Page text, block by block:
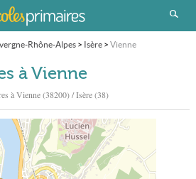
Rhône-Alpes> Isère> Vienne
à Vienne
àVienne(38200) / Isère (38)